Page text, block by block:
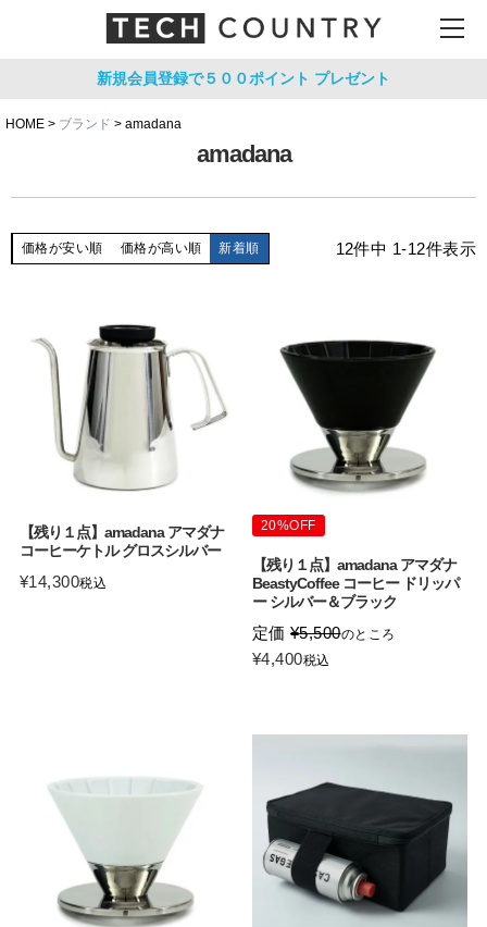
新規会員登録で５００ポイント プレゼント
HOME ブランド amadana
amadana
価格が安い順 価格が高い順 新着順 12件中 1-12件表示
【残り１点】amadana アマダナ
コーヒーケトル グロスシルバー
¥14,300税込
20%OFF
【残り１点】amadana アマダナ
BeastyCoffee コーヒー ドリッパ
ー シルバー＆ブラック
定価 ¥5,500のところ
¥4,400税込